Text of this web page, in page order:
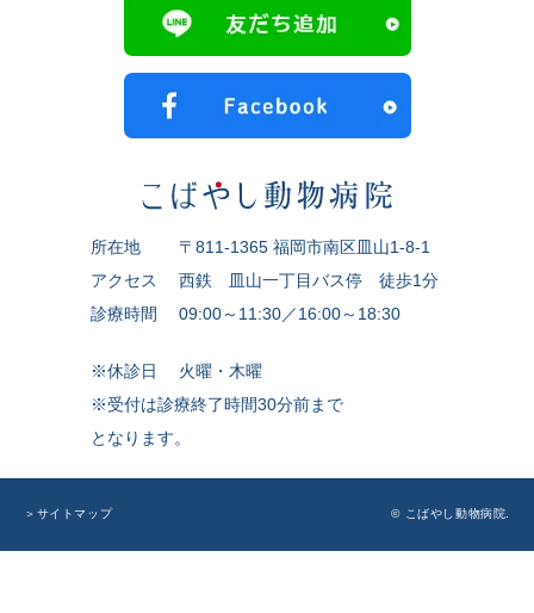
所在地
〒811-1365 福岡市南区皿山1-8-1
アクセス
西鉄 皿山一丁目バス停 徒歩1分
診療時間
09:00～11:30／16:00～18:30
※休診日
火曜・木曜
※受付は診療終了時間30分前まで
となります。
＞サイトマップ © こばやし動物病院.